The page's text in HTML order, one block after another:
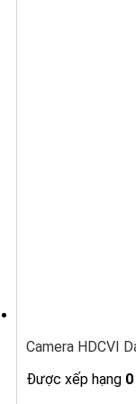
Camera HDCVI
Được xếp hạng 0